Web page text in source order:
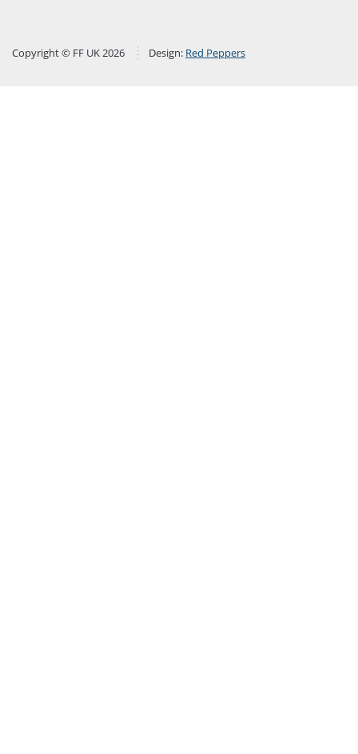
Copyright © FF UK 2026 Design: Red Peppers